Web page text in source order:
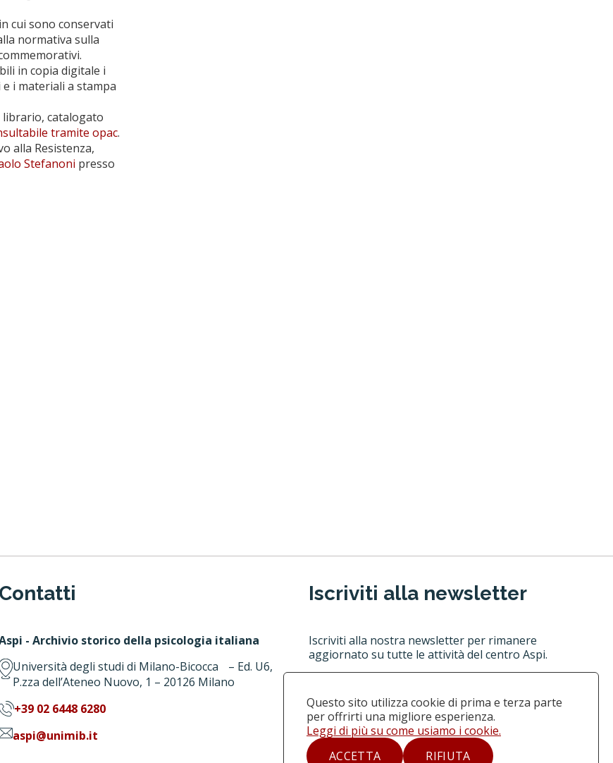
cui sono conservati
normativa sulla
in copia digitale i
i materiali a stampa
catalogato
tramite opac.
alla Resistenza,
Stefanoni presso
Contatti
- Archivio storico della psicologia italiana
Università degli studi di Milano-Bicocca – Ed. U6,
P.zza dell’Ateneo Nuovo, 1 – 20126 Milano
+39 02 6448 6280
aspi@unimib.it
Iscriviti alla newsletter
Iscriviti alla nostra newsletter per rimanere
aggiornato su tutte le attività del centro Aspi.
Questo sito utilizza cookie di prima e terza parte
per offrirti una migliore esperienza.
Leggi di più su come usiamo i cookie.
ACCETTA
RIFIUTA